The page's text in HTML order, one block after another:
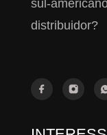
sul-
distribuidor?